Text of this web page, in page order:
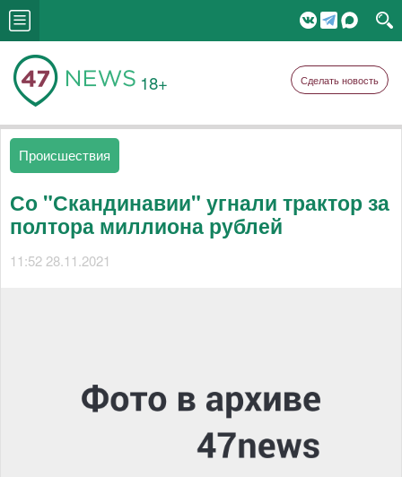
18+ Сделать новость
Происшествия
Со "Скандинавии" угнали трактор за
полтора миллиона рублей
11:52 28.11.2021